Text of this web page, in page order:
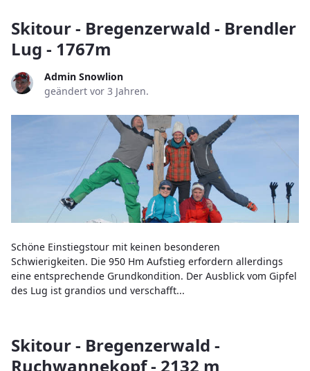
Skitour - Bregenzerwald - Brendler
Lug - 1767m
Admin Snowlion
geändert vor 3 Jahren.
Schöne Einstiegstour mit keinen besonderen
Schwierigkeiten. Die 950 Hm Aufstieg erfordern allerdings
eine entsprechende Grundkondition. Der Ausblick vom Gipfel
des Lug ist grandios und verschafft...
Skitour - Bregenzerwald -
Ruchwannekopf - 2132 m